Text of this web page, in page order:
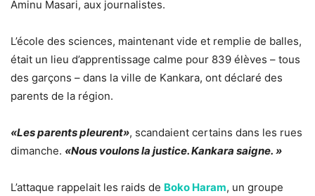
Aminu Masari, aux journalistes.
L’école des sciences, maintenant vide et remplie de balles,
était un lieu d’apprentissage calme pour 839 élèves – tous
des garçons – dans la ville de Kankara, ont déclaré des
parents de la région.
«Les parents pleurent», scandaient certains dans les rues
dimanche. «Nous voulons la justice. Kankara saigne. »
L’attaque rappelait les raids de Boko Haram, un groupe